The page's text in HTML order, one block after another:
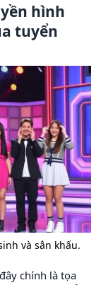
hình
tuyển
và sân khấu.
chính là tọa